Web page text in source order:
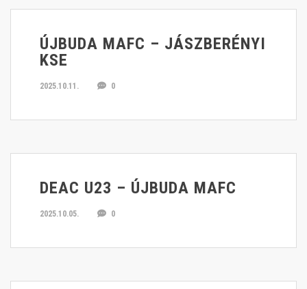
ÚJBUDA MAFC – JÁSZBERÉNYI
KSE
2025.10.11. 0
DEAC U23 – ÚJBUDA MAFC
2025.10.05. 0